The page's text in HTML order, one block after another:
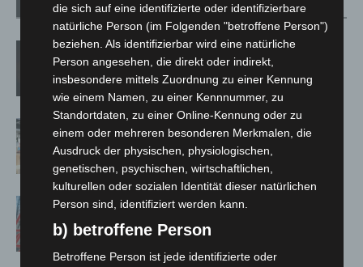
Verwandte Artikel Mehr vom Autor
M’era Luna 2026: 25.000 Fans feiern in
Hildesheim
Kunst trifft Weingenuss: Barbara-
Susann Mehring zeigt ihre Werke im
Jacques’ Wein-Depot Isernhagen
A2: Zweite Turbobaustelle startet
zwischen Hannover-West und
die sich auf eine identifizierte oder identifizierbare
natürliche Person (im Folgenden "betroffene Person")
beziehen. Als identifizierbar wird eine natürliche
Person angesehen, die direkt oder indirekt,
insbesondere mittels Zuordnung zu einer Kennung
wie einem Namen, zu einer Kennnummer, zu
Standortdaten, zu einer Online-Kennung oder zu
einem oder mehreren besonderen Merkmalen, die
Ausdruck der physischen, physiologischen,
genetischen, psychischen, wirtschaftlichen,
kulturellen oder sozialen Identität dieser natürlichen
Person sind, identifiziert werden kann.
b) betroffene Person
Betroffene Person ist jede identifizierte oder